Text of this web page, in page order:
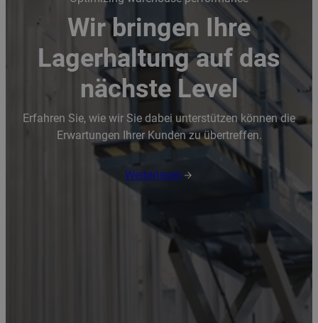
Wir bringen Ihre
Lagerhaltung auf das
nächste Level
Erfahren Sie, wie wir Sie dabei unterstützen können die
Erwartungen Ihrer Kunden zu übertreffen.
Weiterlesen